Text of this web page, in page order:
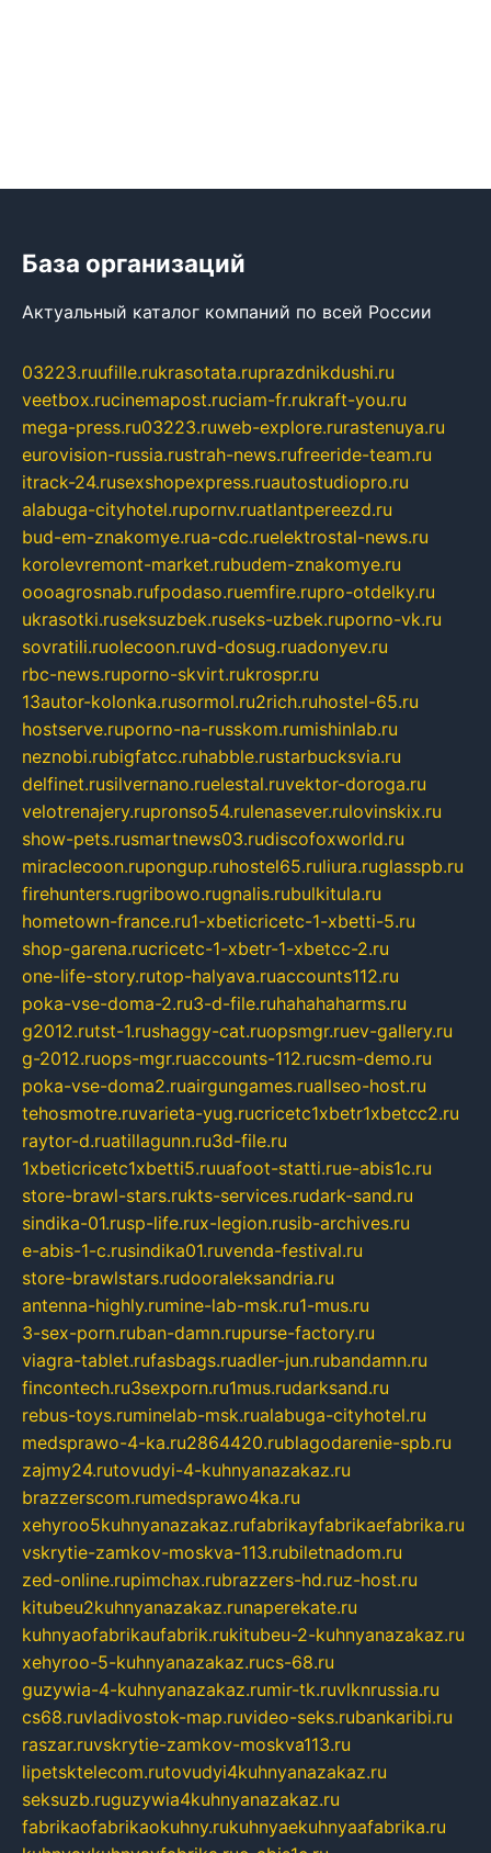
База организаций
Актуальный каталог компаний по всей России
03223.ruufille.rukrasotata.ruprazdnikdushi.ru
veetbox.rucinemapost.ruciam-fr.rukraft-you.ru
mega-press.ru03223.ruweb-explore.rurastenuya.ru
eurovision-russia.rustrah-news.rufreeride-team.ru
itrack-24.rusexshopexpress.ruautostudiopro.ru
alabuga-cityhotel.rupornv.ruatlantpereezd.ru
bud-em-znakomye.rua-cdc.ruelektrostal-news.ru
korolevremont-market.rubudem-znakomye.ru
oooagrosnab.rufpodaso.ruemfire.rupro-otdelky.ru
ukrasotki.ruseksuzbek.ruseks-uzbek.ruporno-vk.ru
sovratili.ruolecoon.ruvd-dosug.ruadonyev.ru
rbc-news.ruporno-skvirt.rukrospr.ru
13autor-kolonka.rusormol.ru2rich.ruhostel-65.ru
hostserve.ruporno-na-russkom.rumishinlab.ru
neznobi.rubigfatcc.ruhabble.rustarbucksvia.ru
delfinet.rusilvernano.ruelestal.ruvektor-doroga.ru
velotrenajery.rupronso54.rulenasever.rulovinskix.ru
show-pets.rusmartnews03.rudiscofoxworld.ru
miraclecoon.rupongup.ruhostel65.ruliura.ruglasspb.ru
firehunters.rugribowo.rugnalis.rubulkitula.ru
hometown-france.ru1-xbeticricetc-1-xbetti-5.ru
shop-garena.rucricetc-1-xbetr-1-xbetcc-2.ru
one-life-story.rutop-halyava.ruaccounts112.ru
poka-vse-doma-2.ru3-d-file.ruhahahaharms.ru
g2012.rutst-1.rushaggy-cat.ruopsmgr.ruev-gallery.ru
g-2012.ruops-mgr.ruaccounts-112.rucsm-demo.ru
poka-vse-doma2.ruairgungames.ruallseo-host.ru
tehosmotre.ruvarieta-yug.rucricetc1xbetr1xbetcc2.ru
raytor-d.ruatillagunn.ru3d-file.ru
1xbeticricetc1xbetti5.ruuafoot-statti.rue-abis1c.ru
store-brawl-stars.rukts-services.rudark-sand.ru
sindika-01.rusp-life.rux-legion.rusib-archives.ru
e-abis-1-c.rusindika01.ruvenda-festival.ru
store-brawlstars.rudooraleksandria.ru
antenna-highly.rumine-lab-msk.ru1-mus.ru
3-sex-porn.ruban-damn.rupurse-factory.ru
viagra-tablet.rufasbags.ruadler-jun.rubandamn.ru
fincontech.ru3sexporn.ru1mus.rudarksand.ru
rebus-toys.ruminelab-msk.rualabuga-cityhotel.ru
medsprawo-4-ka.ru2864420.rublagodarenie-spb.ru
zajmy24.rutovudyi-4-kuhnyanazakaz.ru
brazzerscom.rumedsprawo4ka.ru
xehyroo5kuhnyanazakaz.rufabrikayfabrikaefabrika.ru
vskrytie-zamkov-moskva-113.rubiletnadom.ru
zed-online.rupimchax.rubrazzers-hd.ruz-host.ru
kitubeu2kuhnyanazakaz.runaperekate.ru
kuhnyaofabrikaufabrik.rukitubeu-2-kuhnyanazakaz.ru
xehyroo-5-kuhnyanazakaz.rucs-68.ru
guzywia-4-kuhnyanazakaz.rumir-tk.ruvlknrussia.ru
cs68.ruvladivostok-map.ruvideo-seks.rubankaribi.ru
raszar.ruvskrytie-zamkov-moskva113.ru
lipetsktelecom.rutovudyi4kuhnyanazakaz.ru
seksuzb.ruguzywia4kuhnyanazakaz.ru
fabrikaofabrikaokuhny.rukuhnyaekuhnyaafabrika.ru